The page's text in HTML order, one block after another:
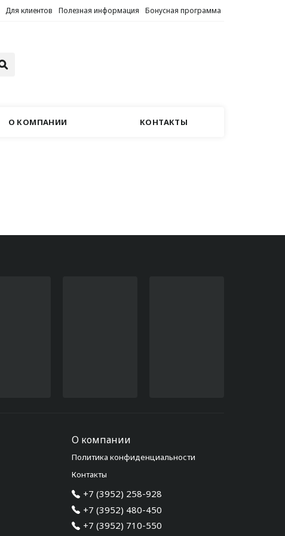
Для клиентов Полезная информация Бонусная программа
О КОМПАНИИ КОНТАКТЫ
О компании
Политика конфиденциальности
Контакты
+7 (3952) 258-928
+7 (3952) 480-450
+7 (3952) 710-550